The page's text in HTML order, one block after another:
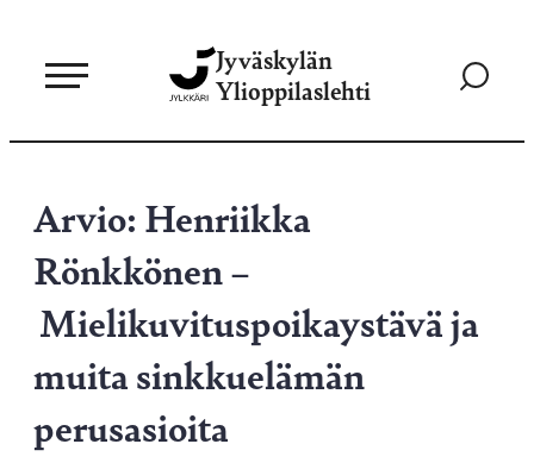
sisältöön
Jyväskylän
Ylioppilaslehti
Siirry
Arvio: Henriikka
Rönkkönen –
Mielikuvituspoikaystävä ja
muita sinkkuelämän
perusasioita